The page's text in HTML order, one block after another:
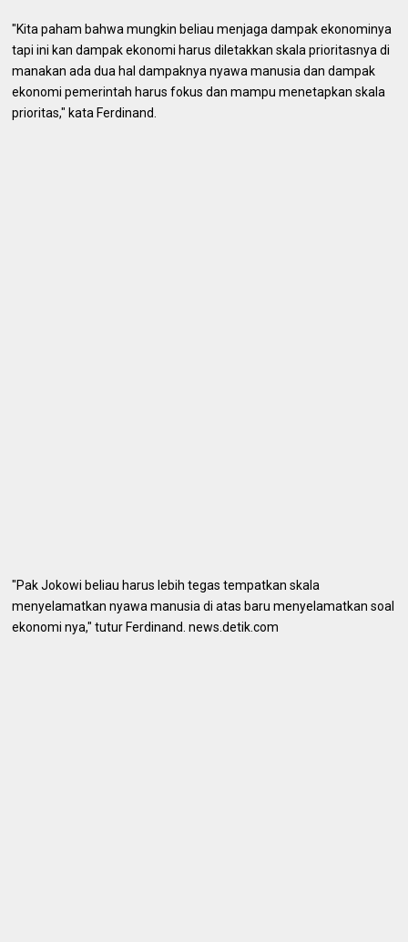
"Kita paham bahwa mungkin beliau menjaga dampak ekonominya
tapi ini kan dampak ekonomi harus diletakkan skala prioritasnya di
manakan ada dua hal dampaknya nyawa manusia dan dampak
ekonomi pemerintah harus fokus dan mampu menetapkan skala
prioritas," kata Ferdinand.
"Pak Jokowi beliau harus lebih tegas tempatkan skala
menyelamatkan nyawa manusia di atas baru menyelamatkan soal
ekonomi nya," tutur Ferdinand. news.detik.com